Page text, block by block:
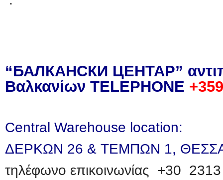
“БАЛКАНСКИ ЦЕНТАР”
Βαλκανίων TELEPHONE
Central Warehouse location:
ΔΕΡΚΩΝ 26 & TΕΜΠΩΝ 1,
τηλέφωνο επικοινωνίας +30